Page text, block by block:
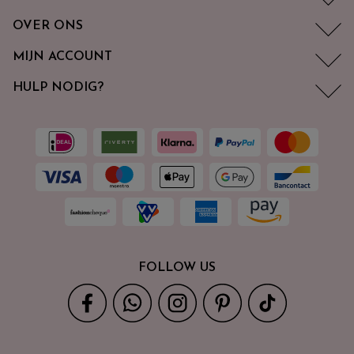
OVER ONS
MIJN ACCOUNT
HULP NODIG?
FOLLOW US